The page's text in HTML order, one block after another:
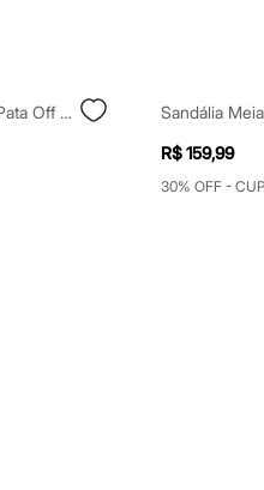
Tamanco Bico Quadrado Meia Pata Off White
Sandália
R$ 159,99
30% OFF -